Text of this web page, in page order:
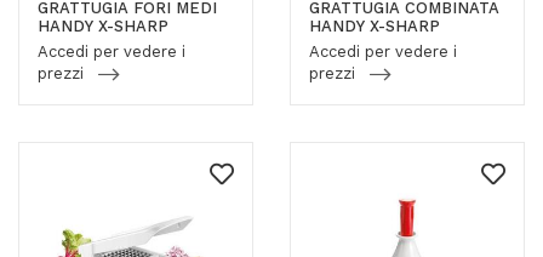
GRATTUGIA FORI MEDI
HANDY X-SHARP
Accedi per vedere i
prezzi
GRATTUGIA COMBINATA
HANDY X-SHARP
Accedi per vedere i
prezzi